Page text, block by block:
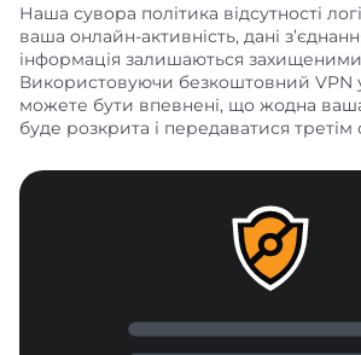
Наша сувора політика відсутності
ваша онлайн-активність, дані
інформація залишаються
Використовуючи безкоштовний VPN
можете бути впевнені, що жодна
буде розкрита і передаватися третім